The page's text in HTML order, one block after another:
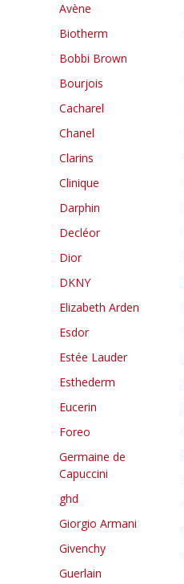
Avène
Biotherm
Bobbi Brown
Bourjois
Cacharel
Chanel
Clarins
Clinique
Darphin
Decléor
Dior
DKNY
Elizabeth Arden
Esdor
Estée Lauder
Esthederm
Eucerin
Foreo
Germaine de
Capuccini
ghd
Giorgio Armani
Givenchy
Guerlain